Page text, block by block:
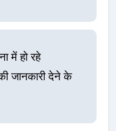
में हो रहे
जानकारी देने के